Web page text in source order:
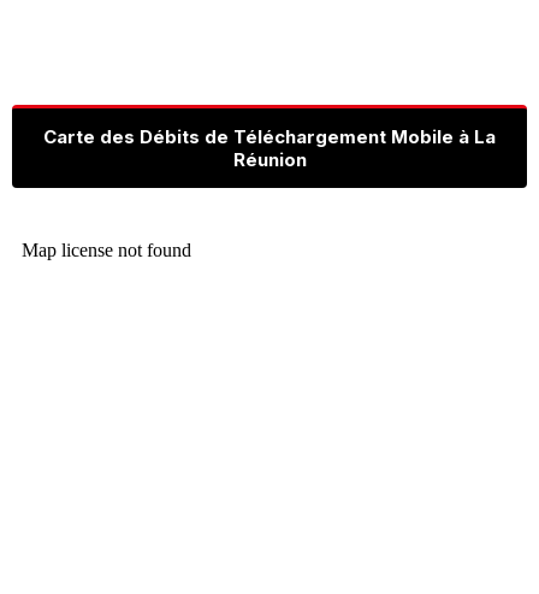
Carte des Débits de Téléchargement Mobile à La
Réunion